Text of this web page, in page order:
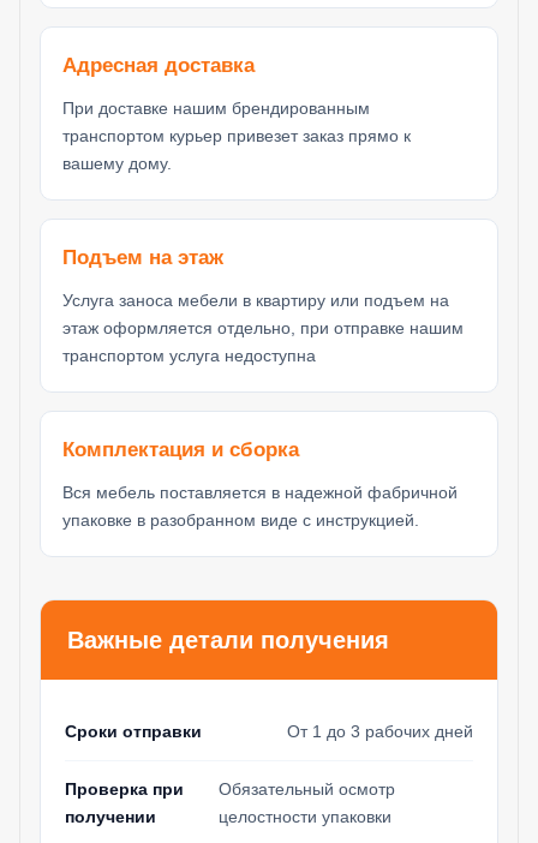
Адресная доставка
При доставке нашим брендированным
транспортом курьер привезет заказ прямо к
вашему дому.
Подъем на этаж
Услуга заноса мебели в квартиру или подъем на
этаж оформляется отдельно, при отправке нашим
транспортом услуга недоступна
Комплектация и сборка
Вся мебель поставляется в надежной фабричной
упаковке в разобранном виде с инструкцией.
Важные детали получения
Сроки отправки От 1 до 3 рабочих дней
Проверка при
получении
Обязательный осмотр
целостности упаковки